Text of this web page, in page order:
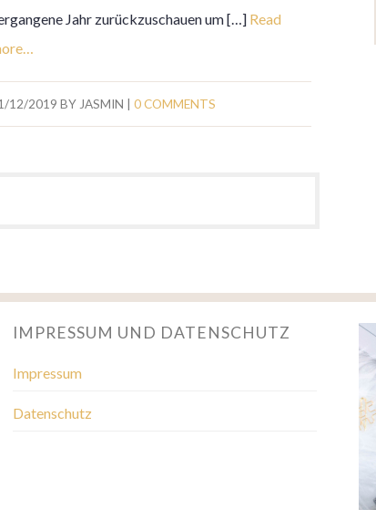
Jahr zurückzuschauen um […] Read
12/2019 BYJASMIN 0 COMMENTS
IMPRESSUM UND DATENSCHUTZ
Impressum
Datenschutz